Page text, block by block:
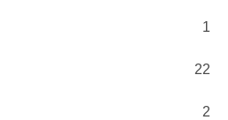
1
22
2